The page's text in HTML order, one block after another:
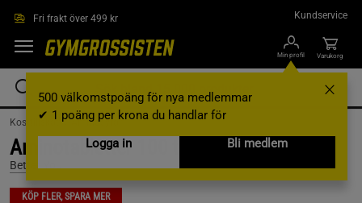
Fri frakt över 499 kr Kundservice
Min profil
500 välkomstpoäng för nya medlemmar
✔ 1 poäng per krona du handlar för
Logga in
Bli medlem
Varukorg
Kosttillskott /Aminosyror
Aminotabletter 100 tabletter
Better You
KÖP FLER, SPARA MER